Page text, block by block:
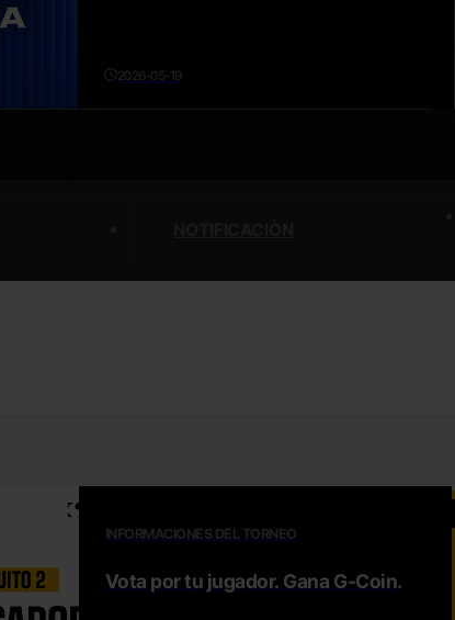
2026-05-19
INFORMACIONES DEL TORNEO
Vota por tu jugador. Gana G-Coin.